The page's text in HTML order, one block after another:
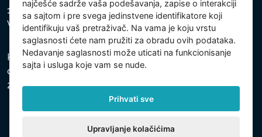
130 00 Praha 3
Vinohrady - Česká republika
Kompanija je registrovana u Opštinskom sudu u Pragu,
odeljak C, uložak 74759, Identifikacioni broj kompanije:
26150808, Poreski identifikacioni broj: CZ26150808.
najčešće sadrže vaša podešavanja, zapise o interakciji
sa sajtom i pre svega jedinstvene identifikatore koji
identifikuju vaš pretraživač. Na vama je koju vrstu
saglasnosti ćete nam pružiti za obradu ovih podataka.
Nedavanje saglasnosti može uticati na funkcionisanje
sajta i usluga koje vam se nude.
Prihvati sve
Upravljanje kolačićima